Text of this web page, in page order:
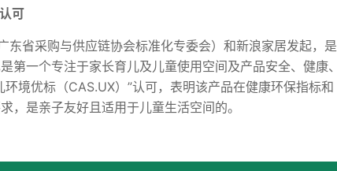
可
省采购与供应链协会标准化专委会）和新浪家居发起，是
一个专注于家长育儿及儿童使用空间及产品安全、健康、
环境优标（CAS.UX）”认可，表明该产品在健康环保指标和
，是亲子友好且适用于儿童生活空间的。